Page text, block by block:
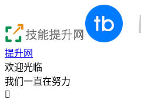
提升网
欢迎光临
我们一直在努力
